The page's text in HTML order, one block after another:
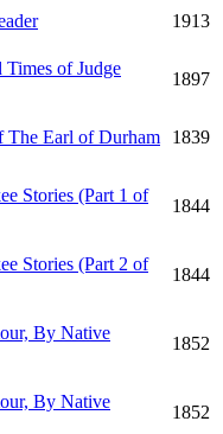
1913
of Judge
1897
The Earl of Durham 1839
Stories (Part 1 of
1844
Stories (Part 2 of
1844
By Native
1852
By Native
1852